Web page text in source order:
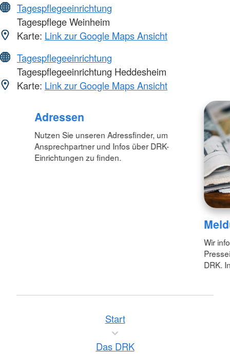
Tagespflegeeinrichtung
Tagespflege Weinheim
Karte: Link zur Google Maps Ansicht
Tagespflegeeinrichtung
Tagespflegeeinrichtung Heddesheim
Karte: Link zur Google Maps Ansicht
Adressen
Nutzen Sie unseren Adressfinder, um
Ansprechpartner und Infos über DRK-
Einrichtungen zu finden.
Wir
DRK.
Start
Das DRK